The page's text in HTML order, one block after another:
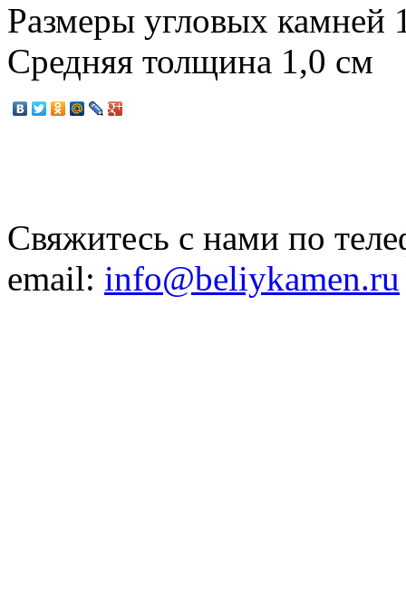
Размеры угловых
Средняя толщина 1,0 см
Свяжитесь с нами по
email: info@beliykamen.ru